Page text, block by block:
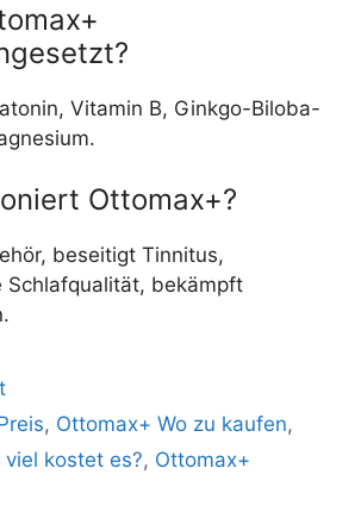
Vitamin B, Ginkgo-Biloba-
Ottomax+?
beseitigt Tinnitus,
Schlafqualität, bekämpft
, Ottomax+ Wo zu kaufen,
kostet es?, Ottomax+